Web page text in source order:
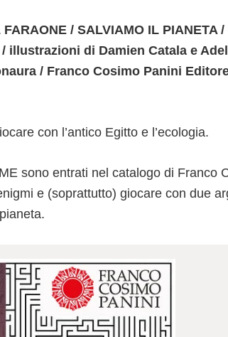
/ SALVIAMO IL PIANETA /
illustrazioni di Damien Catala e
/ Franco Cosimo Panini
con l’antico Egitto e l’ecologia.
sono entrati nel catalogo di Franco
e (soprattutto) giocare con due